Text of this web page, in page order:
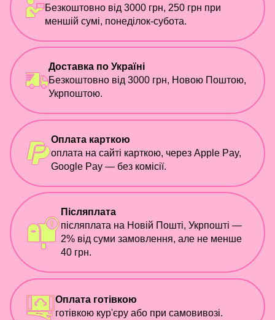
Безкоштовно від 3000 грн, 250 грн при
меншій сумі, понеділок-субота.
Доставка по Україні
Безкоштовно від 3000 грн, Новою Поштою,
Укрпоштою.
Оплата карткою
оплата на сайті карткою, через Apple Pay,
Google Pay — без комісії.
Післяплата
післяплата на Новій Пошті, Укрпошті —
2% від суми замовлення, але не менше
40 грн.
Оплата готівкою
готівкою кур'єру або при самовивозі.